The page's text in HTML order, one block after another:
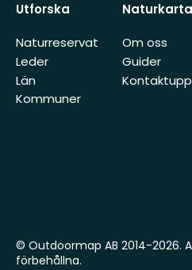
Utforska
Naturreservat
Leder
Län
Kommuner
Om oss
Guider
© Outdoormap AB 2014-2026.
förbehållna.